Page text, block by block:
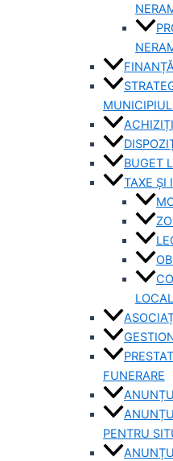
BUGET
TAXE ȘI
FUNERARE
PENTRU